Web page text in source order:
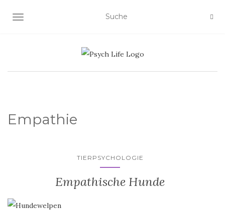
SCHALTE NAVIGATION
Empathie
TIERPSYCHOLOGIE
Empathische Hunde